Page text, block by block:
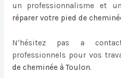
un professionnalisme et
réparer votre pied de
N’hésitez pas a
professionnels pour vos
de cheminée à Toulon.